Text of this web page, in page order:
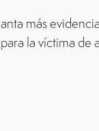
más
la víctima de